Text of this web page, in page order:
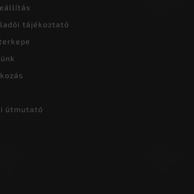
tájékoztató
útmutató